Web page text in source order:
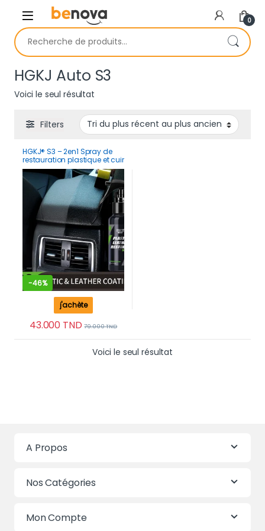
Skip to navigation
Skip to content
0
Recherche pour :
HGKJ Auto S3
Voici le seul résultat
Filters
HGKJ® S3 – 2en1 Spray de
restauration plastique et cuir
pour tableau de bord
intérieur exterieur de voiture
-46%
43.000 TND 79.000TND
j'achète
Voici le seul résultat
A Propos
Nos Catégories
Mon Compte